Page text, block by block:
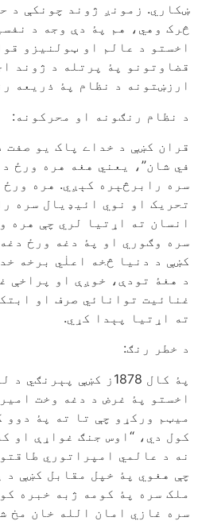
ښکاري. زمونږ ژوند چونکې د
څرک وهي، هم پۀ دې وجه د
اخستو د عالم او ټولنيزو
قضاوتونو پۀ پرتله د ژوند
ارزښتونه د نظام پۀ ذريعه
د نظام رنګونه او محرکونه:
قران کښې د خداے پاک يو صفت
في شان”، يعني هغه هره ورځ
سره رابرڅېره کېږي. هره
تحريک او نوي ائيډيال سره
انسان ته اړتيا لري چې هره
سره وګوري او پۀ دغه ورځ
کښې د دنيا څخه اعلٰي برخه
د هغۀ تودې، خوږې او پراخې
غنائيت توانائي صرف او
ته اړتيا پېدا کړي.
د خطر رنګ:
پۀ کال 1878ز کښې
اخستو پۀ غرض د دغه وخت
ميټم ورکړو چې تا ته پۀ
کول دي، “اوس جنګ غواړې او
نه د عالمي امپراتوري
چې هغوي پۀ خپل مقابل کښې د
ملک سره پۀ کومه ژبه خبره
سره غازي امان الله خان مخ